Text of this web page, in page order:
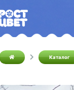
Каталог